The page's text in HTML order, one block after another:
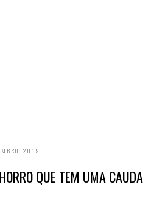
2019
QUE TEM UMA CAUDA